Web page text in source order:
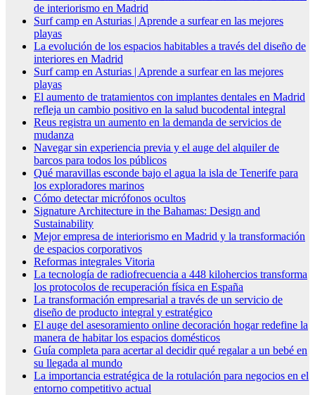
de interiorismo en Madrid
Surf camp en Asturias | Aprende a surfear en las mejores
playas
La evolución de los espacios habitables a través del diseño de
interiores en Madrid
Surf camp en Asturias | Aprende a surfear en las mejores
playas
El aumento de tratamientos con implantes dentales en Madrid
refleja un cambio positivo en la salud bucodental integral
Reus registra un aumento en la demanda de servicios de
mudanza
Navegar sin experiencia previa y el auge del alquiler de
barcos para todos los públicos
Qué maravillas esconde bajo el agua la isla de Tenerife para
los exploradores marinos
Cómo detectar micrófonos ocultos
Signature Architecture in the Bahamas: Design and
Sustainability
Mejor empresa de interiorismo en Madrid y la transformación
de espacios corporativos
Reformas integrales Vitoria
La tecnología de radiofrecuencia a 448 kilohercios transforma
los protocolos de recuperación física en España
La transformación empresarial a través de un servicio de
diseño de producto integral y estratégico
El auge del asesoramiento online decoración hogar redefine la
manera de habitar los espacios domésticos
Guía completa para acertar al decidir qué regalar a un bebé en
su llegada al mundo
La importancia estratégica de la rotulación para negocios en el
entorno competitivo actual